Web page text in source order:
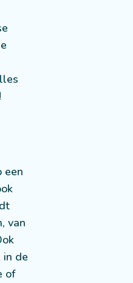
een
van
in de
of